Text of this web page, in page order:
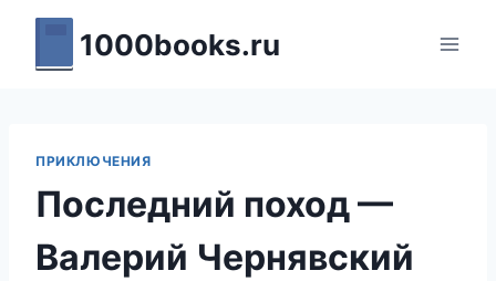
Перейти
содержимому
1000books.ru
ПРИКЛЮЧЕНИЯ
Последний поход —
Валерий Чернявский